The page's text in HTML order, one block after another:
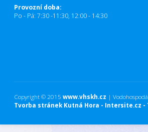
Provozní doba:
Po - Pá: 7:30 -11:30, 12:00 - 14:30
Copyright © 2015 www.vhskh.cz |
Tvorba stránek Kutná Hora - Intersite.cz -